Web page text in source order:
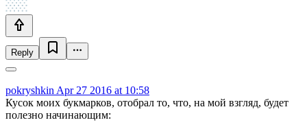
Reply
pokryshkin Apr 27 2016 at 10:58
Кусок моих букмарков, отобрал то, что, на мой взгляд, будет
полезно начинающим: